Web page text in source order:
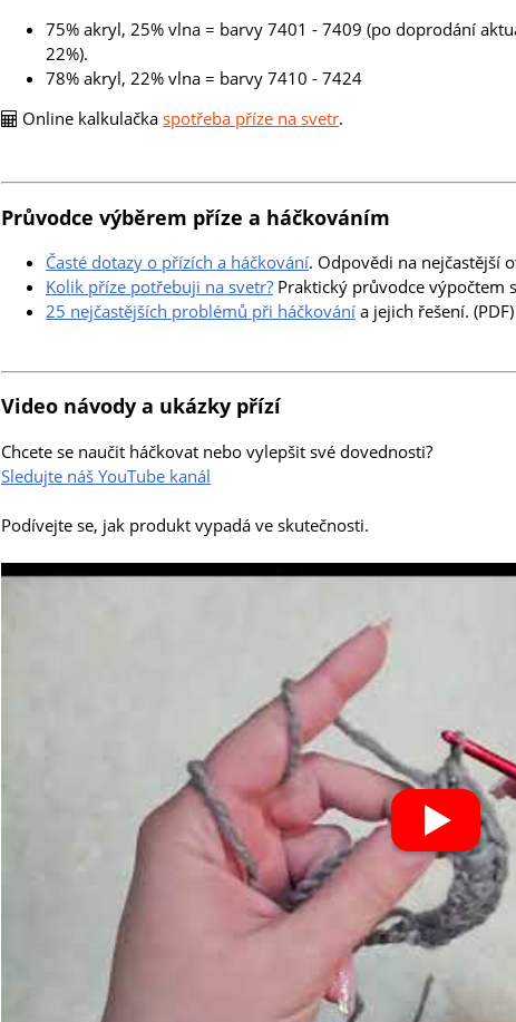
75% akryl, 25% vlna = barvy 7401 - 7409 (po doprodání
22%).
78% akryl, 22% vlna = barvy 7410 - 7424
Online kalkulačka spotřeba příze na svetr.
Průvodce výběrem příze a háčkováním
Časté dotazy o přízích a háčkování. Odpovědi na nejčastější
Kolik příze potřebuji na svetr? Praktický průvodce výpočtem
25 nejčastějších problémů při háčkování a jejich řešení. (PDF)
Video návody a ukázky přízí
Chcete se naučit háčkovat nebo vylepšit své dovednosti?
Sledujte náš YouTube kanál
Podívejte se, jak produkt vypadá ve skutečnosti.